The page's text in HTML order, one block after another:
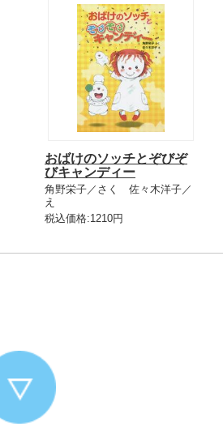
おばけのソッチとぞびぞ
びキャンディー
角野栄子／さく 佐々木洋子／
え
税込価格:1210円